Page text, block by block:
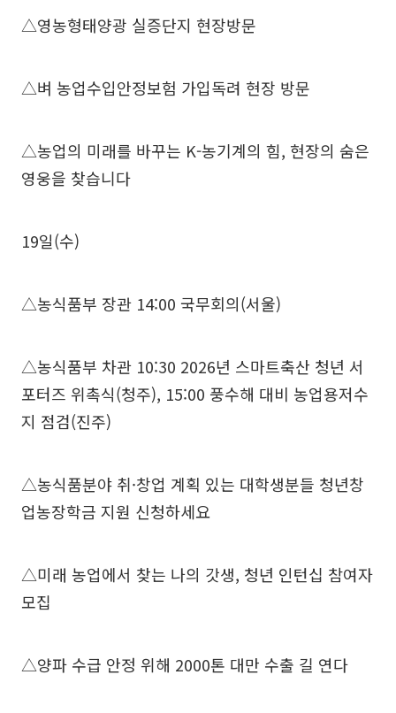
△영농형태양광 실증단지 현장방문
△벼 농업수입안정보험 가입독려 현장 방문
△농업의 미래를 바꾸는 K-농기계의 힘, 현장의 숨은
영웅을 찾습니다
19일(수)
△농식품부 장관 14:00 국무회의(서울)
△농식품부 차관 10:30 2026년 스마트축산 청년 서
포터즈 위촉식(청주), 15:00 풍수해 대비 농업용저수
지 점검(진주)
△농식품분야 취·창업 계획 있는 대학생분들 청년창
업농장학금 지원 신청하세요
△미래 농업에서 찾는 나의 갓생, 청년 인턴십 참여자
모집
△양파 수급 안정 위해 2000톤 대만 수출 길 연다